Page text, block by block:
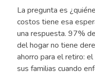
La pregunta es
costos tiene esa
una respuesta. 97%
del hogar no tiene
ahorro para el retiro:
sus familias cuando